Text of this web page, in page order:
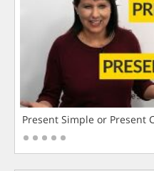
Present Simple or Present